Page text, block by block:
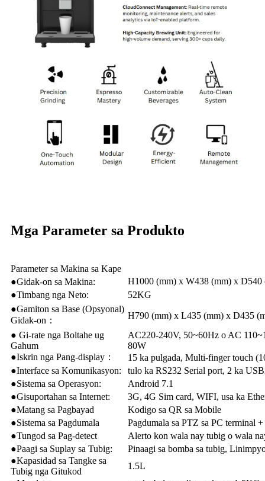
Mga Parameter sa Produkto
Parameter sa Makina sa Kape
●Gidak-on sa Makina:
H1000 (mm) x W438 (mm) x D540
●Timbang nga Neto:
52KG
●Gamiton sa Base (Opsyonal)
Gidak-on：
H790 (mm) x L435 (mm) x D435
● Gi-rate nga Boltahe ug
Gahum
AC220-240V, 50~60Hz o AC
80W
●Iskrin nga Pang-display：
15 ka pulgada, Multi-finger touch
●Interface sa Komunikasyon:
tulo ka RS232 Serial port, 2 ka
●Sistema sa Operasyon:
Android 7.1
●Gisuportahan sa Internet:
3G, 4G Sim card, WIFI, usa ka
●Matang sa Pagbayad
Kodigo sa QR sa Mobile
●Sistema sa Pagdumala
Pagdumala sa PTZ sa PC terminal
●Tungod sa Pag-detect
Alerto kon wala nay tubig o wala
●Paagi sa Suplay sa Tubig:
Pinaagi sa bomba sa tubig,
●Kapasidad sa Tangke sa
Tubig nga Gitukod
1.5L